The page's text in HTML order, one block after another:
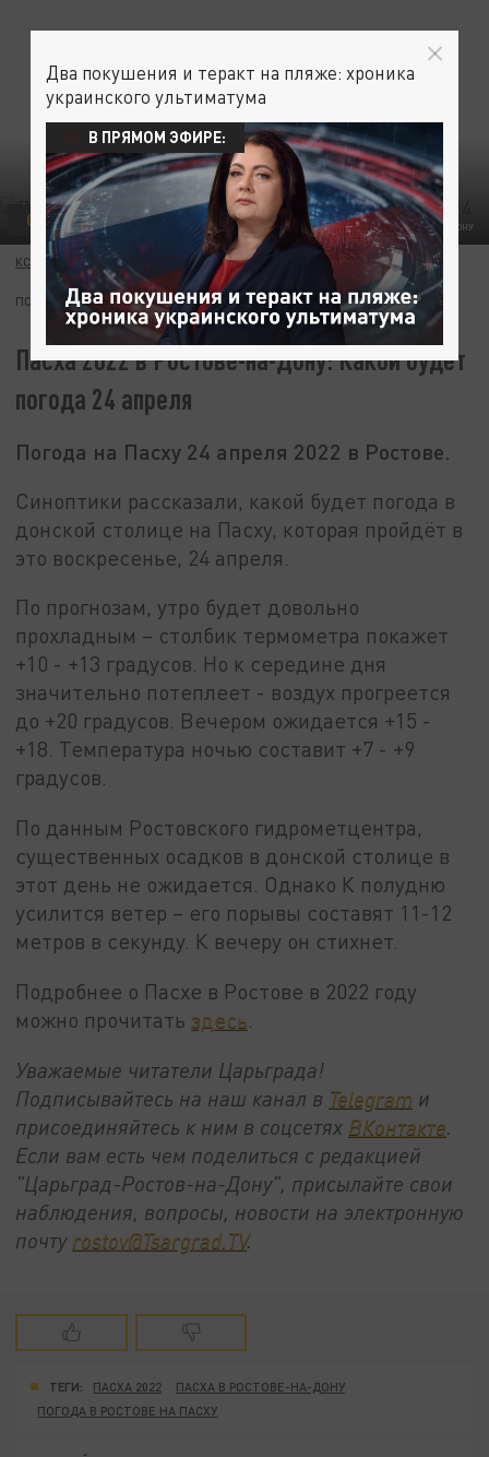
ФОТО: ЦАРЬГРАД В РОСТОВЕ-НА-ДОНУ
ОБЩЕСТВО
КСЕНИЯ ПОЛЕЕВА 22 АПРЕЛЯ 13:10
ПОДПИШИТЕСЬ:
Пасха 2022 в Ростове-на-Дону: Какой будет
погода 24 апреля
Погода на Пасху 24 апреля 2022 в Ростове.
Синоптики рассказали, какой будет погода в
донской столице на Пасху, которая пройдёт в
это воскресенье, 24 апреля.
По прогнозам, утро будет довольно
прохладным – столбик термометра покажет
+10 - +13 градусов. Но к середине дня
значительно потеплеет - воздух прогреется
до +20 градусов. Вечером ожидается +15 -
+18. Температура ночью составит +7 - +9
градусов.
По данным Ростовского гидрометцентра,
существенных осадков в донской столице в
этот день не ожидается. Однако К полудню
усилится ветер – его порывы составят 11-12
метров в секунду. К вечеру он стихнет.
Подробнее о Пасхе в Ростове в 2022 году
можно прочитать здесь
Уважаемые читатели Царьграда!
Подписывайтесь на наш канал в Telegram и
присоединяйтесь к ним в соцсетях ВКонтакте
Если вам есть чем поделиться с редакцией
"Царьград-Ростов-на-Дону", присылайте свои
наблюдения, вопросы, новости на электронную
почту rostov@Tsargrad.ТV.
ТЕГИ: ПАСХА 2022
ПАСХА В РОСТОВЕ-НА-ДОНУ
ПОГОДА В РОСТОВЕ НА ПАСХУ
Два покушения и теракт на пляже: хроника
украинского ультиматума
В ПРЯМОМ ЭФИРЕ: